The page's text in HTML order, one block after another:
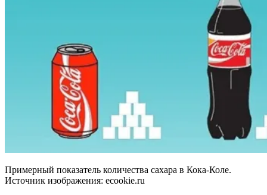
Примерный показатель количества сахара в Кока-Коле.
Источник изображения: ecookie.ru